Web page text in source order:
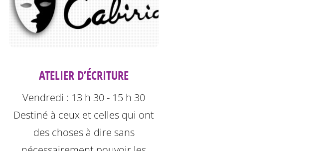
ATELIER D’ÉCRITURE
Vendredi : 13 h 30 - 15 h 30
Destiné à ceux et celles qui ont
des choses à dire sans